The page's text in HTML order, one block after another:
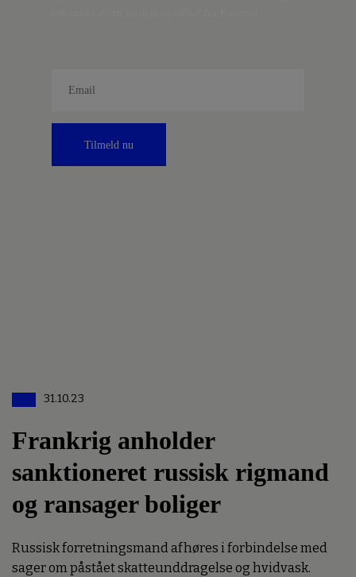
Tilmeld nu
31.10.23
Frankrig anholder
sanktioneret russisk rigmand
og ransager boliger
Russisk forretningsmand afhøres i forbindelse med
sager om påstået skatteunddragelse og hvidvask.